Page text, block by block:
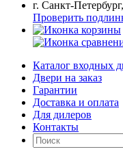
г. Санкт-
Проверить
Каталог входных
Двери на заказ
Гарантии
Доставка и оплата
Для дилеров
Контакты